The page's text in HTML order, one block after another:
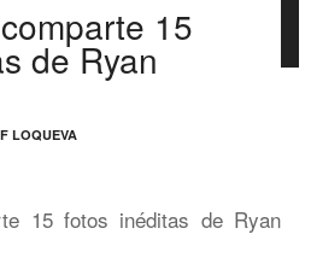
15
de Ryan
LOQUEVA